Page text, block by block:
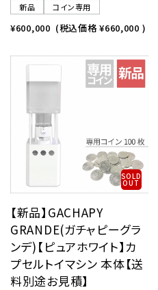
新品
コイン専用
¥600,000 (税込価格¥660,000 )
SOLD
OUT
【新品】GACHAPY
GRANDE(ガチャピーグラ
ンデ)【ピュアホワイト】カ
プセルトイマシン 本体【送
料別途お見積】